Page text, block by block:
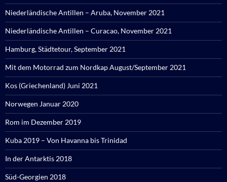
Niederländische Antillen – Aruba, November 2021
Niederländische Antillen – Curacao, November 2021
Hamburg, Städtetour, September 2021
Mit dem Motorrad zum Nordkap August/September 2021
Kos (Griechenland) Juni 2021
Norwegen Januar 2020
Rom im Dezember 2019
Kuba 2019 – Von Havanna bis Trinidad
In der Antarktis 2018
Süd-Georgien 2018